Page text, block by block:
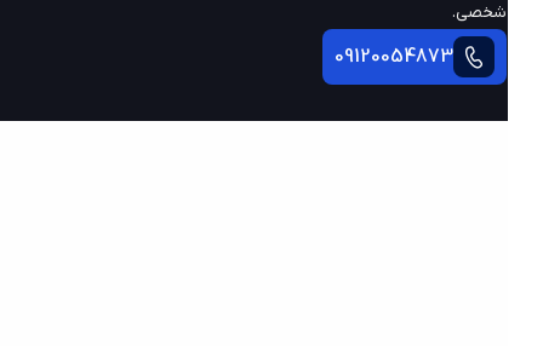
شخصی.
09120054873